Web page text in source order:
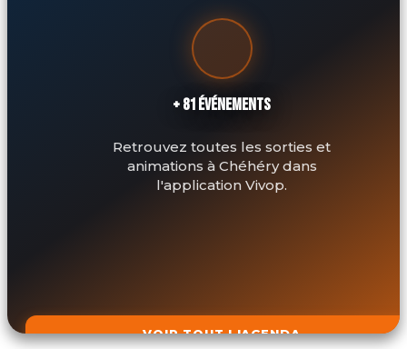
+ 81 ÉVÉNEMENTS
Retrouvez toutes les sorties et
animations à Chéhéry dans
l'application Vivop.
VOIR TOUT L'AGENDA